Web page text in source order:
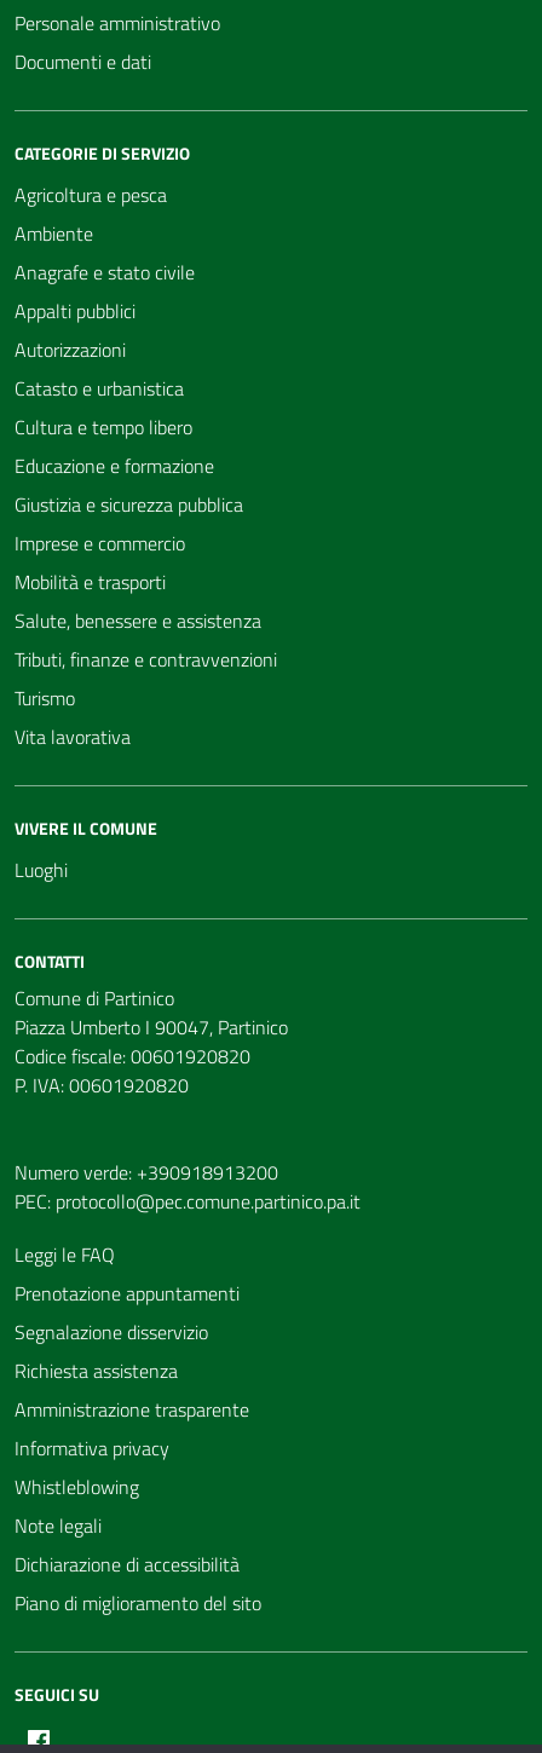
Personale amministrativo
Documenti e dati
CATEGORIE DI SERVIZIO
Agricoltura e pesca
Ambiente
Anagrafe e stato civile
Appalti pubblici
Autorizzazioni
Catasto e urbanistica
Cultura e tempo libero
Educazione e formazione
Giustizia e sicurezza pubblica
Imprese e commercio
Mobilità e trasporti
Salute, benessere e assistenza
Tributi, finanze e contravvenzioni
Turismo
Vita lavorativa
VIVERE IL COMUNE
Luoghi
CONTATTI
Comune di Partinico
Piazza Umberto I 90047, Partinico
Codice fiscale: 00601920820
P. IVA: 00601920820
Numero verde: +390918913200
PEC: protocollo@pec.comune.partinico.pa.it
Leggi le FAQ
Prenotazione appuntamenti
Segnalazione disservizio
Richiesta assistenza
Amministrazione trasparente
Informativa privacy
Whistleblowing
Note legali
Dichiarazione di accessibilità
Piano di miglioramento del sito
SEGUICI SU
Facebook